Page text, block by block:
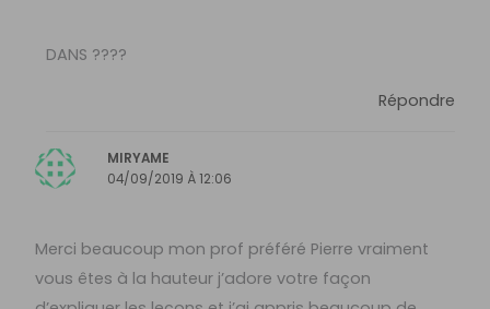
DANS ????
Répondre
MIRYAME
04/09/2019 À 12:06
Merci beaucoup mon prof préféré Pierre vraiment
vous êtes à la hauteur j’adore votre façon